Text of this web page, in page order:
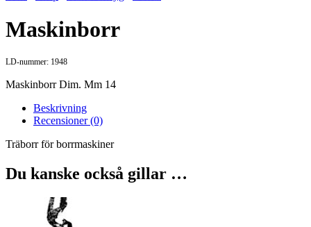
Maskinborr
LD-nummer: 1948
Maskinborr Dim. Mm 14
Beskrivning
Recensioner (0)
Träborr för borrmaskiner
Du kanske också gillar …